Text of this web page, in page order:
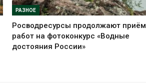
РАЗНОЕ
Росводресурсы продолжают приём
работ на фотоконкурс «Водные
достояния России»